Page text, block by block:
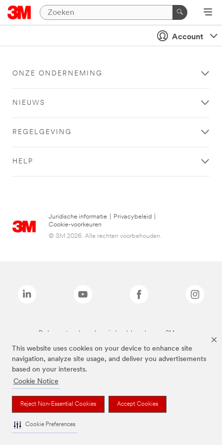
This website uses cookies on your device to enhance site
navigation, analyze site usage, and deliver you advertisements
based on your interests.
Cookie Notice
Reject Non-Essential Cookies Accept Cookies
Cookie Preferences
Account
ONZE ONDERNEMING
NIEUWS
REGELGEVING
HELP
Juridische informatie Privacybeleid
Cookie-voorkeuren
© 3M 2026. Alle rechten voorbehouden.
De bovenstaande merken zijn handelsmerken van 3M.we